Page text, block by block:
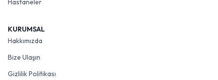
Hastaneler
KURUMSAL
Hakkımızda
Bize Ulaşın
Gizlilik Politikası